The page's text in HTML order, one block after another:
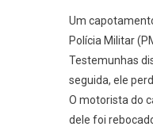
Um
Polícia Militar
Testemunhas
seguida, ele
O motorista do
dele foi